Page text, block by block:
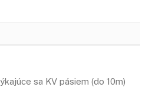
sa KV pásiem (do 10m)